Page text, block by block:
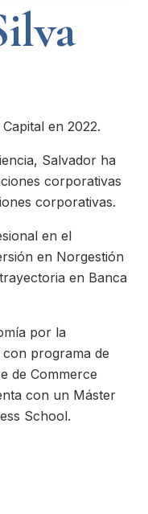
en 2022.
Salvador ha
corporativas
corporativas.
en el
en Norgestión
en Banca
por la
programa de
de Commerce
con un Máster
School.